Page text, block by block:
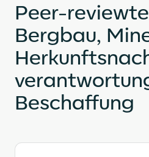
Peer-
Bergbau,
Beschaffung